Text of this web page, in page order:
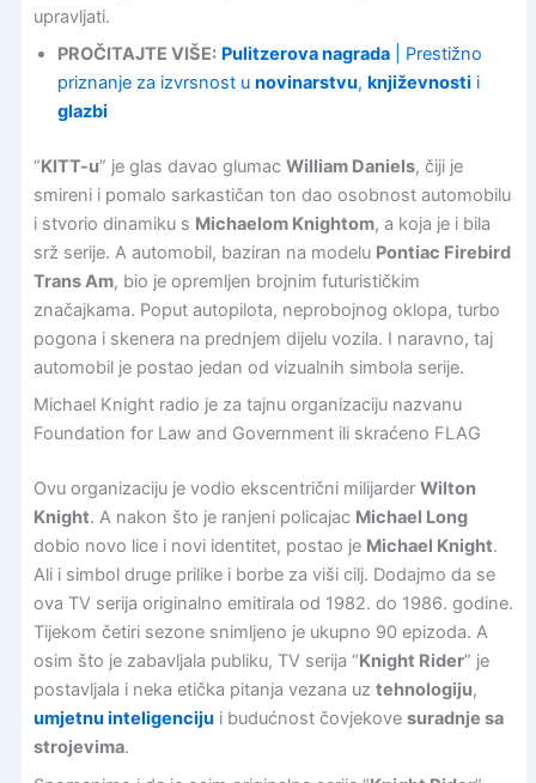
upravljati.
PROČITAJTE VIŠE: Pulitzerova nagrada| Prestižno
priznanje za izvrsnost u novinarstvu, književnosti i
glazbi
“KITT-u” je glas davao glumac William Daniels, čiji je
smireni i pomalo sarkastičan ton dao osobnost automobilu
i stvorio dinamiku s Michaelom Knightom, a koja je i bila
srž serije. A automobil, baziran na modelu Pontiac Firebird
Trans Am, bio je opremljen brojnim futurističkim
značajkama. Poput autopilota, neprobojnog oklopa, turbo
pogona i skenera na prednjem dijelu vozila. I naravno, taj
automobil je postao jedan od vizualnih simbola serije.
Michael Knight radio je za tajnu organizaciju nazvanu
Foundation for Law and Government ili skraćeno FLAG
Ovu organizaciju je vodio ekscentrični milijarder Wilton
Knight. A nakon što je ranjeni policajac Michael Long
dobio novo lice i novi identitet, postao je Michael Knight.
Ali i simbol druge prilike i borbe za viši cilj. Dodajmo da se
ova TV serija originalno emitirala od 1982. do 1986. godine.
Tijekom četiri sezone snimljeno je ukupno 90 epizoda. A
osim što je zabavljala publiku, TV serija “Knight Rider” je
postavljala i neka etička pitanja vezana uz tehnologiju,
umjetnu inteligencijui budućnost čovjekove suradnje sa
strojevima.